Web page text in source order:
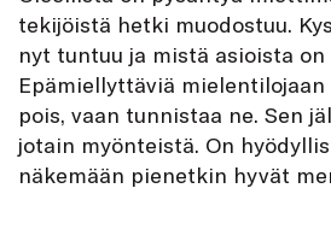
tekijöistä hetki muodostuu.
nyt tuntuu ja mistä asioista
Epämiellyttäviä
pois, vaan tunnistaa ne. Sen
jotain myönteistä. On
näkemään pienetkin hyvät